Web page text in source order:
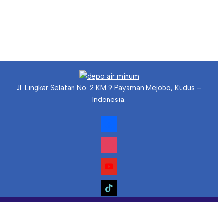
Jl. Lingkar Selatan No. 2 KM 9 Payaman Mejobo, Kudus –
Indonesia.